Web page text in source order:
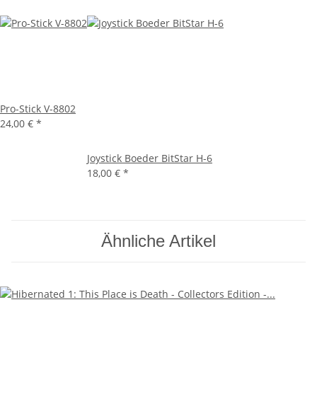
Pro-Stick V-8802
24,00 € *
Joystick Boeder BitStar H-6
18,00 € *
Ähnliche Artikel